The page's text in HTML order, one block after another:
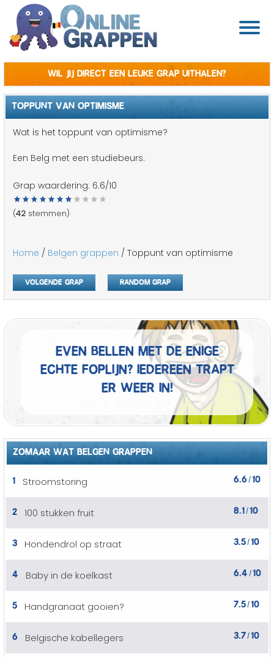
Wil jij direct een leuke grap uithalen?
TOPPUNT VAN OPTIMISME
Wat is het toppunt van optimisme?
Een Belg met een studiebeurs.
Grap waardering: 6.6/10
(42 stemmen)
Home / Belgen grappen / Toppunt van optimisme
Volgende grap Random grap
Even bellen met de enige
echte foplijn? Iedereen trapt
er weer in!
ZOMAAR WAT BELGEN GRAPPEN
1
Stroomstoring 6.6 /10
2 100 stukken fruit 8.1/10
3 Hondendrol op straat 3.5/10
4 Baby in de koelkast 6.4 /10
5 Handgranaat gooien? 7.5/10
6 Belgische kabellegers 3.7/10